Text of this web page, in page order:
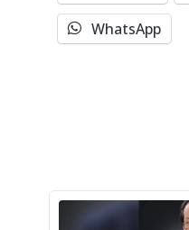
WhatsApp